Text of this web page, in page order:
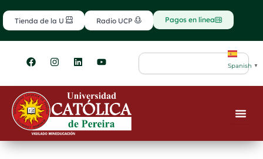
al
contenido
Tienda de la U Radio UCP Pagos en línea
F
a
e
b
o
o
k
I
n
t
g
r
m
L
i
k
e
d
i
n
Y
o
t
u
b
e
Search
Spanish ▼